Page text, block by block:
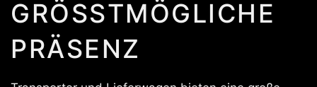
GRÖSSTMÖGLICHE P
RÄSENZ